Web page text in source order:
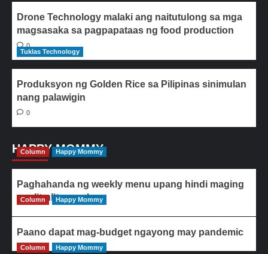
Drone Technology malaki ang naitutulong sa mga
magsasaka sa pagpapataas ng food production
0
Tuklas Technology
Produksyon ng Golden Rice sa Pilipinas sinimulan
nang palawigin
0
HAPPY MOMMY
Column Happy Mommy
Paghahanda ng weekly menu upang hindi maging
paulit-ulit ang ulam
Column Happy Mommy
Paano dapat mag-budget ngayong may pandemic
Column Happy Mommy